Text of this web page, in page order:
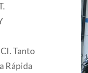
Tanto
Rápida